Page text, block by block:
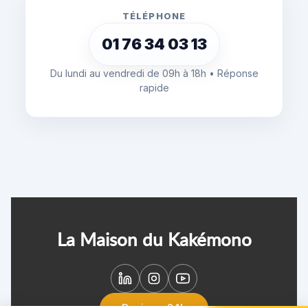
TÉLÉPHONE
01 76 34 03 13
Du lundi au vendredi de 09h à 18h • Réponse
rapide
La Maison du Kakémono